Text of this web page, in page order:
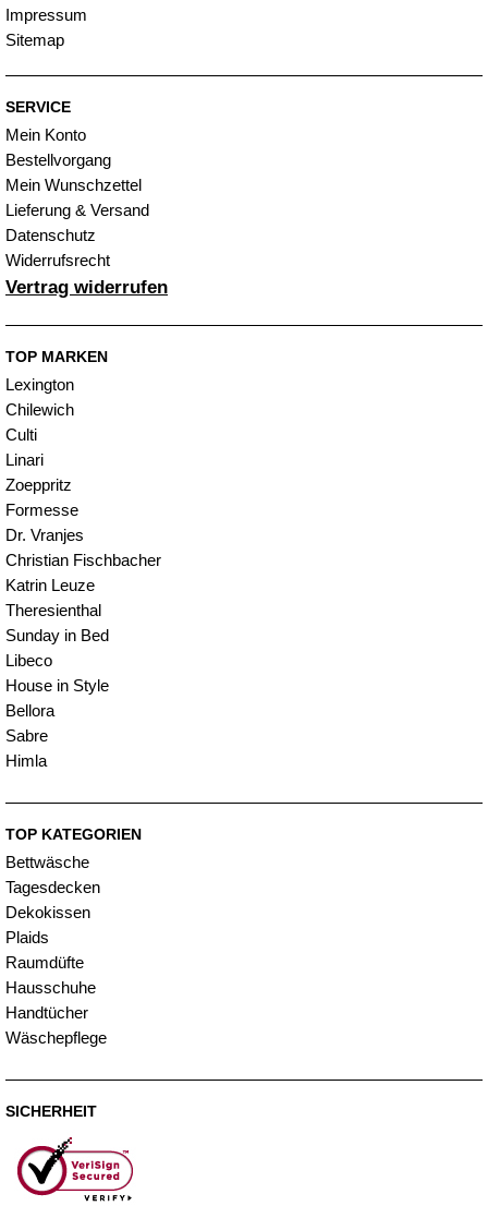
Impressum
Sitemap
SERVICE
Mein Konto
Bestellvorgang
Mein Wunschzettel
Lieferung & Versand
Datenschutz
Widerrufsrecht
Vertrag widerrufen
TOP MARKEN
Lexington
Chilewich
Culti
Linari
Zoeppritz
Formesse
Dr. Vranjes
Christian Fischbacher
Katrin Leuze
Theresienthal
Sunday in Bed
Libeco
House in Style
Bellora
Sabre
Himla
TOP KATEGORIEN
Bettwäsche
Tagesdecken
Dekokissen
Plaids
Raumdüfte
Hausschuhe
Handtücher
Wäschepflege
SICHERHEIT